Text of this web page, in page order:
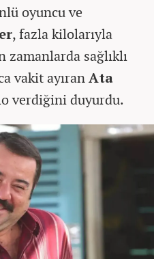
oyuncu ve
, fazla kilolarıyla
zamanlarda sağlıklı
vakit ayıranAta
verdiğini duyurdu.